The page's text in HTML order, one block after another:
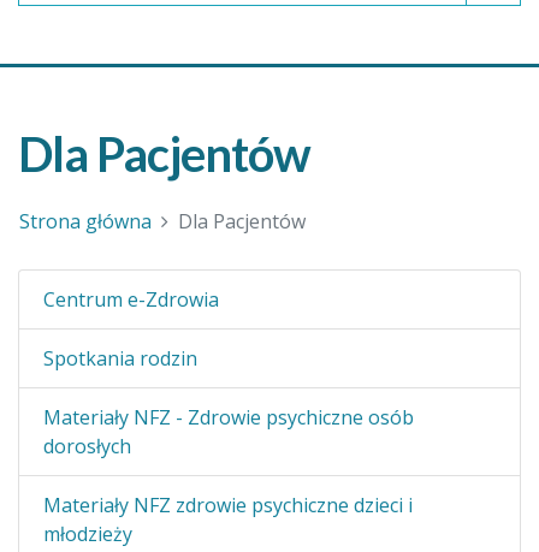
Dla Pacjentów
Strona główna Dla Pacjentów
Centrum e-Zdrowia
Spotkania rodzin
Materiały NFZ - Zdrowie psychiczne osób
dorosłych
Materiały NFZ zdrowie psychiczne dzieci i
młodzieży